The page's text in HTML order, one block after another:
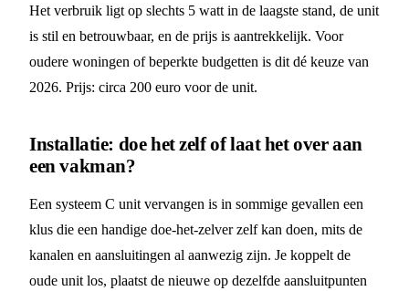
Het verbruik ligt op slechts 5 watt in de laagste stand, de unit
is stil en betrouwbaar, en de prijs is aantrekkelijk. Voor
oudere woningen of beperkte budgetten is dit dé keuze van
2026. Prijs: circa 200 euro voor de unit.
Installatie: doe het zelf of laat het over aan
een vakman?
Een systeem C unit vervangen is in sommige gevallen een
klus die een handige doe-het-zelver zelf kan doen, mits de
kanalen en aansluitingen al aanwezig zijn. Je koppelt de
oude unit los, plaatst de nieuwe op dezelfde aansluitpunten